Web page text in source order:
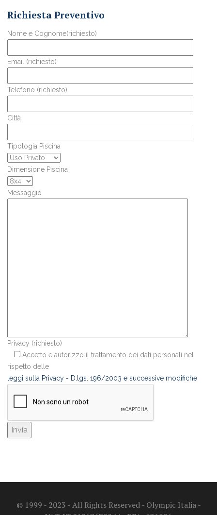
Richiesta Preventivo
Nome e Cognome(richiesto)
Email (richiesto)
Telefono (richiesto)
Città
Tipologia Piscina
Dimensione Piscina
Messaggio
Privacy (richiesto)
Accetto e autorizzo il trattamento dei dati personali nel
rispetto delle
leggi sulla Privacy - D.lgs. 196/2003 e successive modifiche
© 1999 - 2023 - All Rights Reserved - Olympic Italia -